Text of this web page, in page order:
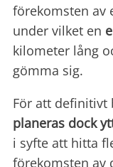
förekomsten av
under vilket en
kilometer lång
gömma sig.
För att definitivt
planeras dock
i syfte att hitta
förekomsten av